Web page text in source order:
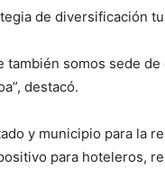
de diversificación
también somos sede
destacó.
y municipio para la
para hoteleros,